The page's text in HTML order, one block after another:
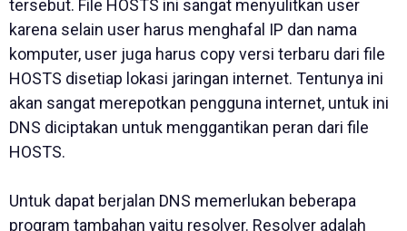
tersebut. File HOSTS ini sangat menyulitkan user
karena selain user harus menghafal IP dan nama
komputer, user juga harus copy versi terbaru dari file
HOSTS disetiap lokasi jaringan internet. Tentunya ini
akan sangat merepotkan pengguna internet, untuk ini
DNS diciptakan untuk menggantikan peran dari file
HOSTS.
Untuk dapat berjalan DNS memerlukan beberapa
program tambahan yaitu resolver. Resolver adalah